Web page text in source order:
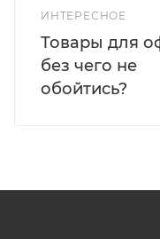
ИНТЕРЕСНОЕ
Товары для
без чего не
обойтись?